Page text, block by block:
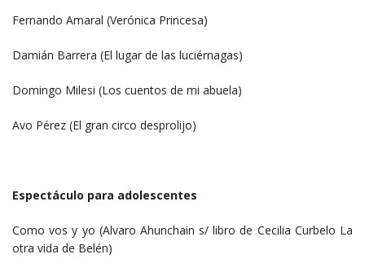
Fernando Amaral (Verónica Princesa)
Damián Barrera (El lugar de las luciérnagas)
Domingo Milesi (Los cuentos de mi abuela)
Avo Pérez (El gran circo desprolijo)
Espectáculo para adolescentes
Como vos y yo (Alvaro Ahunchain s/ libro de Cecilia Curbelo La
otra vida de Belén)